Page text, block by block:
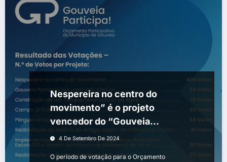
Nespereira no centro do
movimento” é o projeto
vencedor do “Gouveia
Participa”
4 De Setembro De 2024
O período de votação para o Orçamento